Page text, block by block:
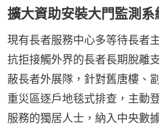
擴大資助安裝大門監測系
現有長者服務中心多等待長者
抗拒接觸外界的長者長期脫離
蔽長者外展隊，針對舊唐樓、
重災區逐戶地毯式排查，主動
服務的獨居人士，納入中央數